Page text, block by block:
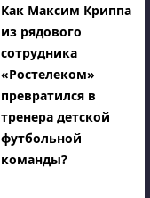
Как Максим Криппа
из рядового
сотрудника
«Ростелеком»
превратился в
тренера детской
футбольной
команды?